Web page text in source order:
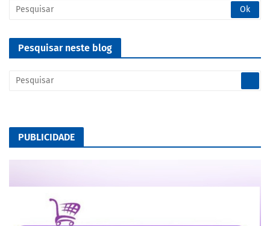
Pesquisar neste blog
PUBLICIDADE